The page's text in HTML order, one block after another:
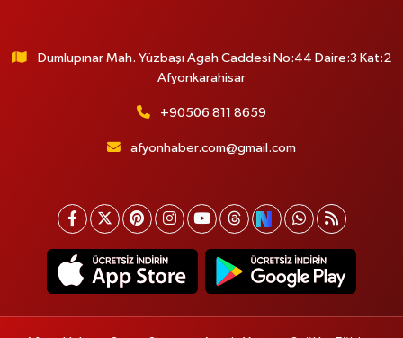
Dumlupınar Mah. Yüzbaşı Agah Caddesi No:44 Daire:3 Kat:2
Afyonkarahisar
+90506 811 8659
afyonhaber.com@gmail.com